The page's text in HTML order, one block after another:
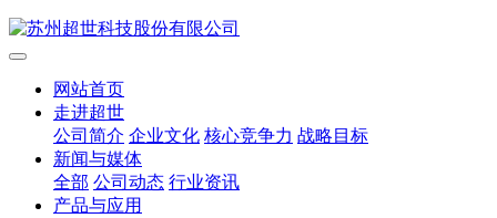
网站首页
走进超世
公司简介 企业文化 核心竞争力 战略目标
新闻与媒体
全部 公司动态 行业资讯
产品与应用